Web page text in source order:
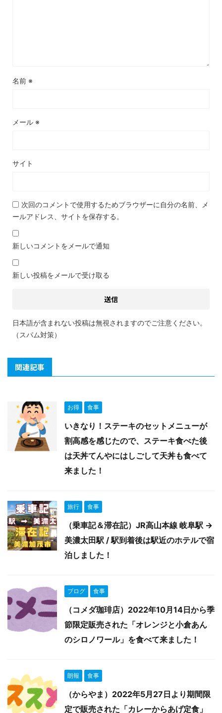
名前 ※
メール ※
サイト
次回のコメントで使用するためブラウザーに自分の名前、メ
ールアドレス、サイトを保存する。
新しいコメントをメールで通知
新しい投稿をメールで受け取る
日本語が含まれない投稿は無視されますのでご注意ください。
（スパム対策）
関連記事
お得 食事
いきなり！ステーキのセットメニューが
割高感を感じたので、ステーキ食べた後
は天丼てんやにはしごして天丼も食べて
来ました！
旅行 食事
（乗車記＆滞在記）JR高山本線 岐阜駅 →
美濃太田駅 / 駅到着後は駅近のホテルで宿
泊しました！
ブログ 食事
（コメダ珈琲店）2022年10月14日から季
節限定販売された「オレンジと小倉あん
のシロノワール」を食べて来ました！
朗報 食事
（からやま）2022年5月27日より期間限
定で販売された「カレーからあげ定食」